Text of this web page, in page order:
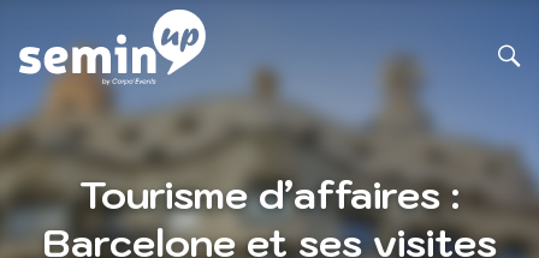
Tourisme d’affaires :
Barcelone et ses visites